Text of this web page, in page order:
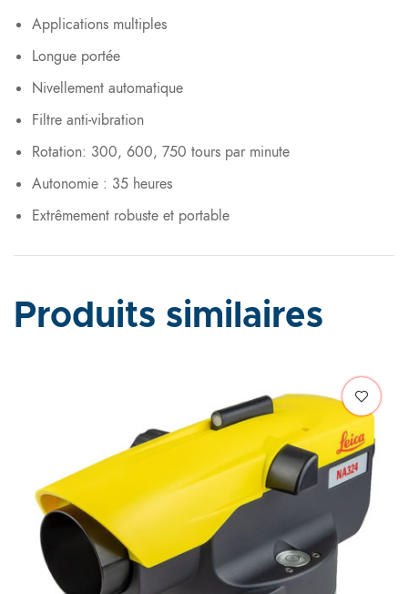
Applications multiples
Longue portée
Nivellement automatique
Filtre anti-vibration
Rotation: 300, 600, 750 tours par minute
Autonomie : 35 heures
Extrêmement robuste et portable
Produits similaires